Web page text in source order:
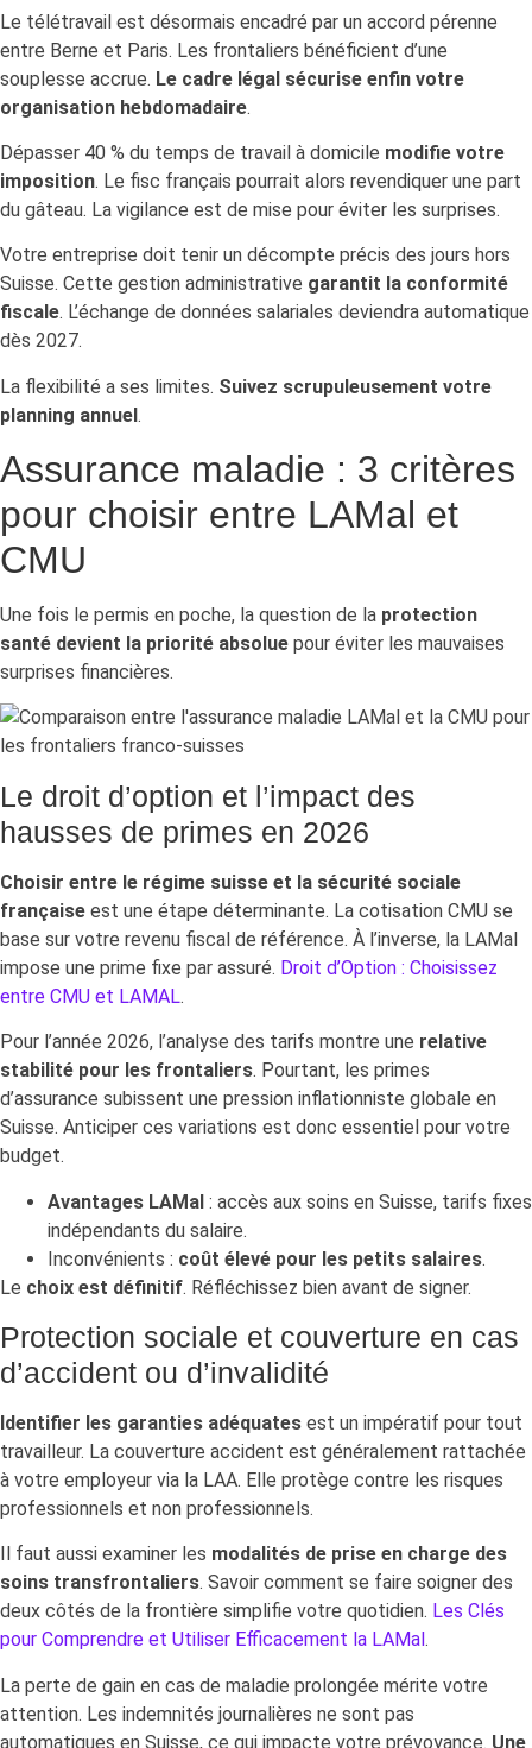
Le télétravail est désormais encadré par un accord pérenne
entre Berne et Paris. Les frontaliers bénéficient d’une
souplesse accrue. Le cadre légal sécurise enfin votre
organisation hebdomadaire.
Dépasser 40 % du temps de travail à domicile modifie votre
imposition. Le fisc français pourrait alors revendiquer une part
du gâteau. La vigilance est de mise pour éviter les surprises.
Votre entreprise doit tenir un décompte précis des jours hors
Suisse. Cette gestion administrative garantit la conformité
fiscale. L’échange de données salariales deviendra automatique
dès 2027.
La flexibilité a ses limites. Suivez scrupuleusement votre
planning annuel.
Assurance maladie : 3 critères
pour choisir entre LAMal et
CMU
Une fois le permis en poche, la question de la protection
santé devient la priorité absolue pour éviter les mauvaises
surprises financières.
Le droit d’option et l’impact des
hausses de primes en 2026
Choisir entre le régime suisse et la sécurité sociale
française est une étape déterminante. La cotisation CMU se
base sur votre revenu fiscal de référence. À l’inverse, la LAMal
impose une prime fixe par assuré. Droit d’Option : Choisissez
entre CMU et LAMAL.
Pour l’année 2026, l’analyse des tarifs montre une relative
stabilité pour les frontaliers. Pourtant, les primes
d’assurance subissent une pression inflationniste globale en
Suisse. Anticiper ces variations est donc essentiel pour votre
budget.
Avantages LAMal : accès aux soins en Suisse, tarifs fixes
indépendants du salaire.
Inconvénients : coût élevé pour les petits salaires.
Le choix est définitif. Réfléchissez bien avant de signer.
Protection sociale et couverture en cas
d’accident ou d’invalidité
Identifier les garanties adéquates est un impératif pour tout
travailleur. La couverture accident est généralement rattachée
à votre employeur via la LAA. Elle protège contre les risques
professionnels et non professionnels.
Il faut aussi examiner les modalités de prise en charge des
soins transfrontaliers. Savoir comment se faire soigner des
deux côtés de la frontière simplifie votre quotidien. Les Clés
pour Comprendre et Utiliser Efficacement la LAMal .
La perte de gain en cas de maladie prolongée mérite votre
attention. Les indemnités journalières ne sont pas
automatiques en Suisse, ce qui impacte votre prévoyance. Une